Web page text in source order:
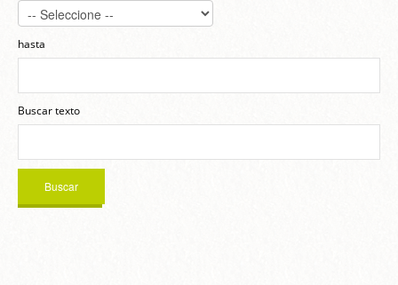
hasta
Buscar texto